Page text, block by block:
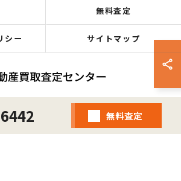
無料査定
無料査定
シー サイトマップ
動産売却なら不動産買取査定センター ALL RIGHTS
RESERVED.